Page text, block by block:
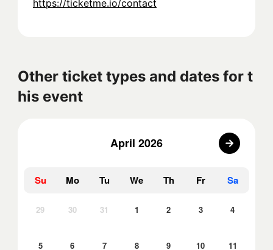
https://ticketme.io/contact
Other ticket types and dates for t
his event
April 2026
Su Mo Tu We Th Fr Sa
29 30 31 1 2 3 4
5 6 7 8 9 10 11